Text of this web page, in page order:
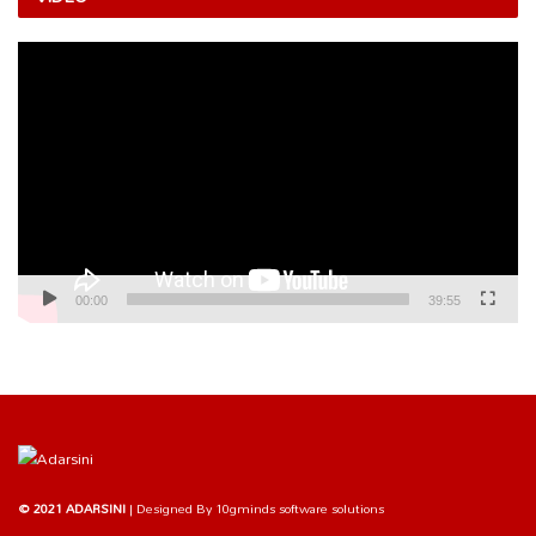
00:00 39:55
© 2021 ADARSINI| Designed By10gminds software solutions